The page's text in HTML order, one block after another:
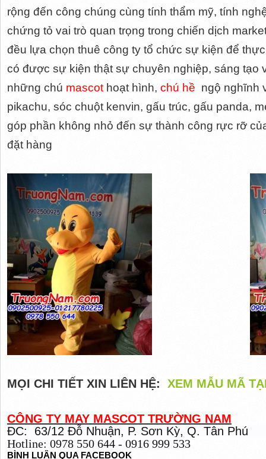
rộng đến công chúng cùng tính thẩm mỹ, tính
chứng tỏ vai trò quan trọng trong chiến dịch
đều lựa chọn thuê công ty tổ chức sự kiện để
có được sự kiện thật sự chuyên nghiệp, sáng tạo
những chú mascothoạt hình, chú hề ngộ nghĩnh
pikachu, sóc chuột kenvin, gấu trúc, gấu panda,
góp phần không nhỏ đến sự thành công rực rỡ
đặt hàng
MỌI CHI TIẾT XIN LIÊN HỆ: XEM MẪU MÃ
CÔNG TY MAY MASCOT TRƯỜNG NAM
ĐC: 63/12 Đỗ Nhuận, P. Sơn Kỳ, Q. Tân Phú
Hotline: 0978 550 644 - 0916 999 533
BÌNH LUẬN QUA FACEBOOK